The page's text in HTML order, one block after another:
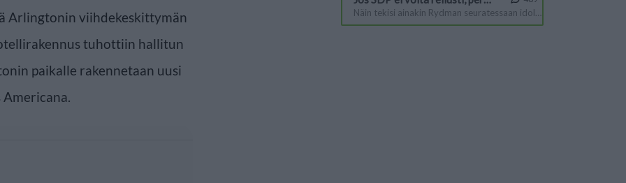
Arlingtonin viihdekeskittymän
tuhottiin hallitun
paikalle rakennetaan uusi